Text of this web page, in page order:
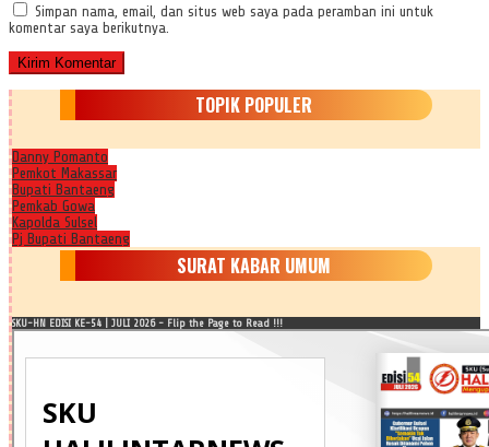
Simpan nama, email, dan situs web saya pada peramban ini untuk
komentar saya berikutnya.
TOPIK POPULER
Danny Pomanto
Pemkot Makassar
Bupati Bantaeng
Pemkab Gowa
Kapolda Sulsel
Pj Bupati Bantaeng
SURAT KABAR UMUM
SKU-HN EDISI KE-54 | JULI 2026 - Flip the Page to Read !!!